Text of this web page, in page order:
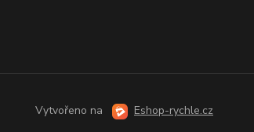
Vytvořeno na Eshop-rychle.cz